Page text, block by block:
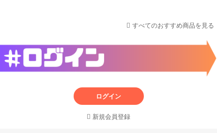
すべてのおすすめ商品を見る
ログイン
新規会員登録